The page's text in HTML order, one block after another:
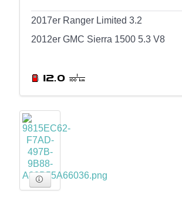
2017er Ranger Limited 3.2
2012er GMC Sierra 1500 5.3 V8